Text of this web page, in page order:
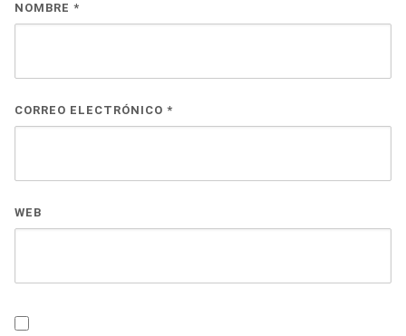
NOMBRE *
CORREO ELECTRÓNICO *
WEB